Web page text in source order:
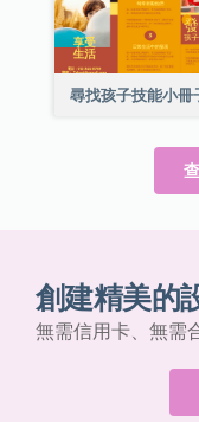
尋找孩子技能小冊
創建精美的
無需信用卡、無需